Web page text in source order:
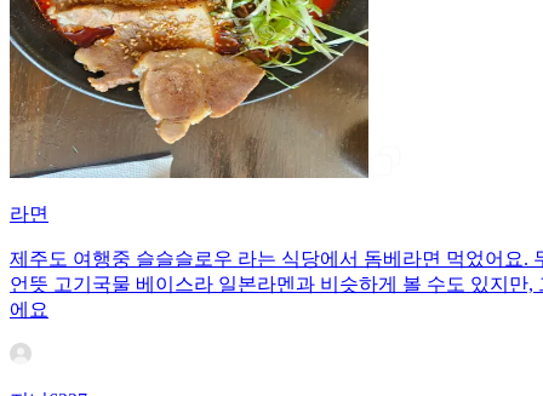
라면
제주도 여행중 슬슬슬로우 라는 식당에서 돔베라면 먹었어요
언뜻 고기국물 베이스라 일본라멘과 비슷하게 볼 수도 있지
에요